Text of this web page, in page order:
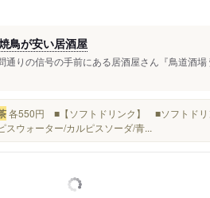
鳥が安い居酒屋
通りの信号の手前にある居酒屋さん『鳥道酒場
各550円 ■【ソフトドリンク】 ■ソフトドリ
ウォーター/カルピスソーダ/青...